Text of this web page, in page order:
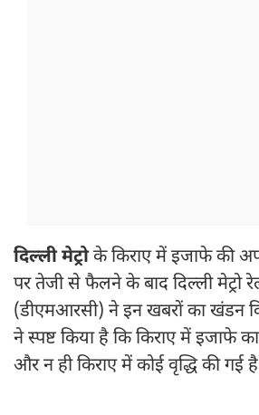
दिल्ली मेट्रोके किराए में इजाफे की
पर तेजी से फैलने के बाद दिल्ली मेट्रो
(डीएमआरसी) ने इन खबरों का खंडन
ने स्पष्ट किया है कि किराए में इजाफे
और न ही किराए में कोई वृद्धि की गई